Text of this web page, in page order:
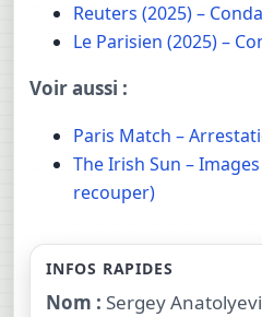
Reuters (2025) –
Le Parisien (2025) –
Voir aussi :
Paris Match –
The Irish Sun –
recouper)
INFOS RAPIDES
Nom : Sergey